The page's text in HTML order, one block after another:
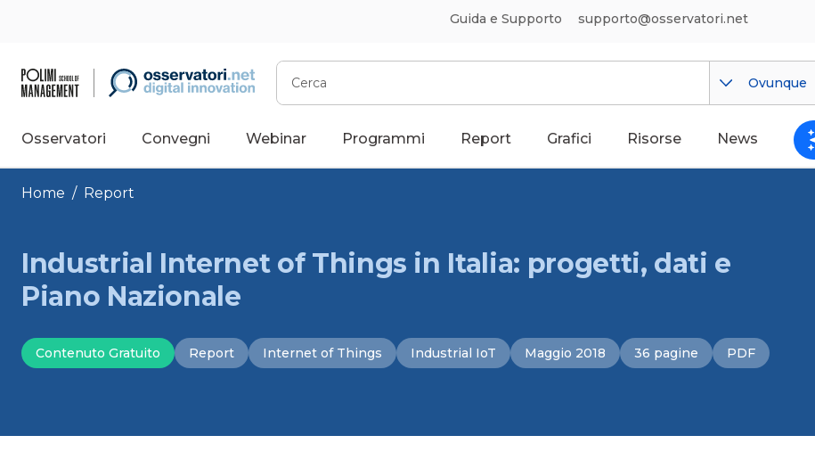
Guida e Supporto supporto@osservatori.net
Cerca
Ovunque
Osservatori Convegni Webinar Programmi Report Grafici Risorse News
Home / Report
Industrial Internet of Things in Italia: progetti, dati e
Piano Nazionale
Contenuto Gratuito Report Internet of Things Industrial IoT Maggio 2018 36 pagine PDF